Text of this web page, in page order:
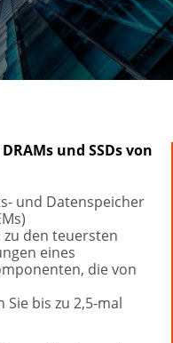
und SSDs von
und Datenspeicher
den teuersten
eines
die von
bis zu 2,5-mal